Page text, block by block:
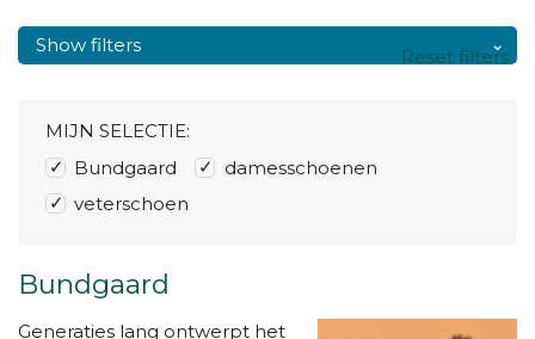
Show filters
Bundgaard
Generaties lang ontwerpt het
MIJN SELECTIE:
Bundgaard
damesschoenen
veterschoen
Reset filters